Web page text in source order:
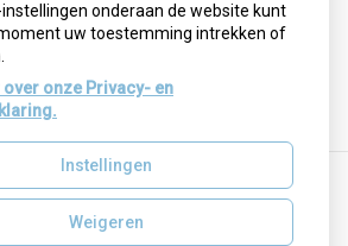
instellingen wijzigen
instellingen onderaan de website kunt
uw toestemming intrekken of
over onze Privacy- en
Instellingen
Weigeren